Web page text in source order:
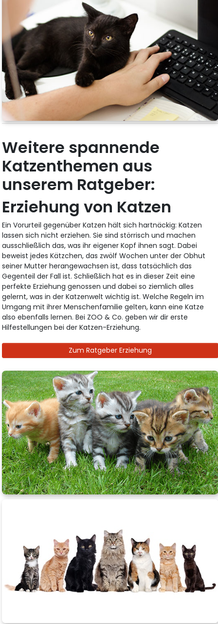
Weitere spannende
Katzenthemen aus
unserem Ratgeber:
Erziehung von Katzen
Ein Vorurteil gegenüber Katzen hält sich hartnäckig: Katzen
lassen sich nicht erziehen. Sie sind störrisch und machen
ausschließlich das, was ihr eigener Kopf ihnen sagt. Dabei
beweist jedes Kätzchen, das zwölf Wochen unter der Obhut
seiner Mutter herangewachsen ist, dass tatsächlich das
Gegenteil der Fall ist. Schließlich hat es in dieser Zeit eine
perfekte Erziehung genossen und dabei so ziemlich alles
gelernt, was in der Katzenwelt wichtig ist. Welche Regeln im
Umgang mit ihrer Menschenfamilie gelten, kann eine Katze
also ebenfalls lernen. Bei ZOO & Co. geben wir dir erste
Hilfestellungen bei der Katzen-Erziehung.
Zum Ratgeber Erziehung